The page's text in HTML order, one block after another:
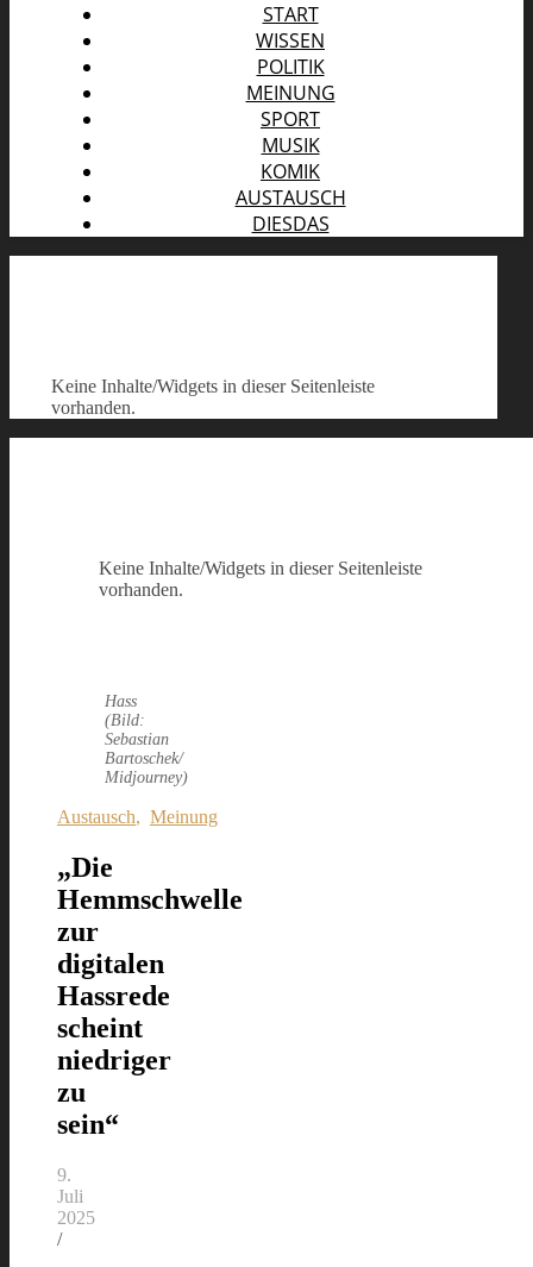
START
WISSEN
POLITIK
MEINUNG
SPORT
MUSIK
KOMIK
AUSTAUSCH
DIESDAS
Keine Inhalte/Widgets in dieser Seitenleiste
vorhanden.
Keine Inhalte/Widgets in dieser Seitenleiste
vorhanden.
Hass
(Bild:
Sebastian
Bartoschek/
Midjourney)
Austausch, Meinung
„Die
Hemmschwelle
zur
digitalen
Hassrede
scheint
niedriger
zu
sein“
9.
Juli
2025
/